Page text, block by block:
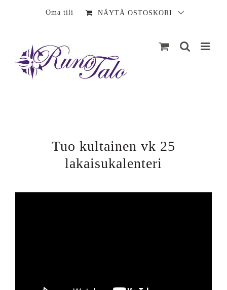
Oma tili NÄYTÄ OSTOSKORI
Tuo kultainen vk 25
lakaisukalenteri